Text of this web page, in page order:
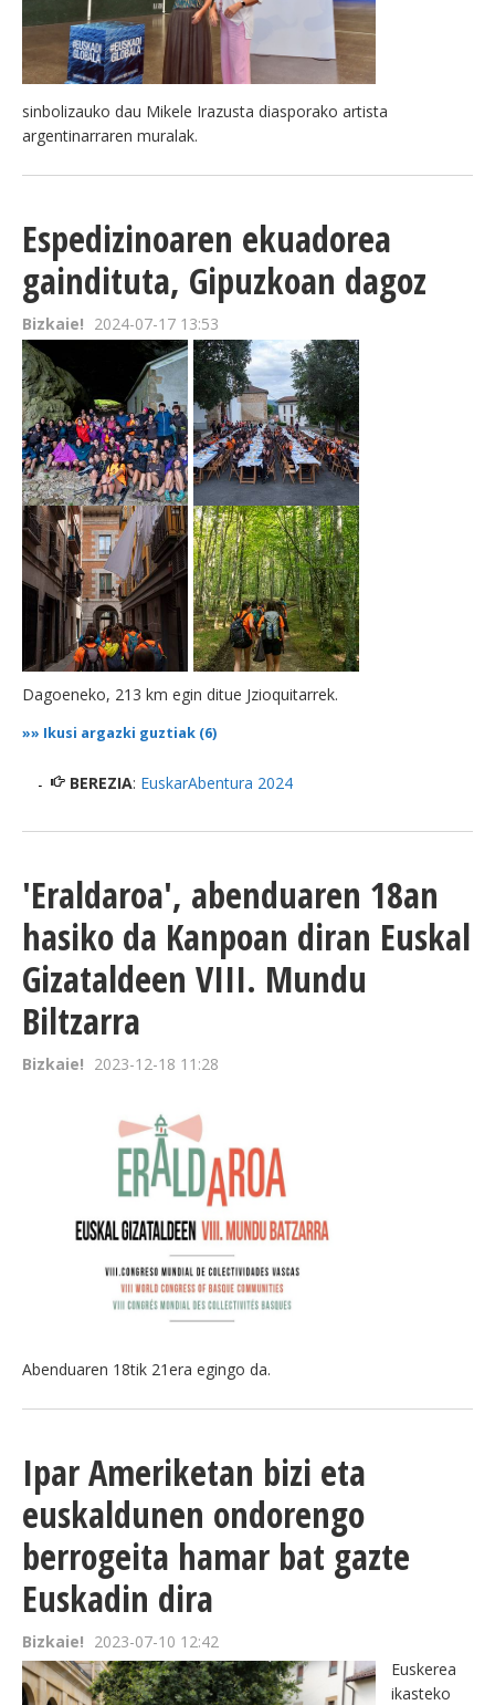
BEREZIAK
sinbolizauko dau Mikele Irazusta diasporako artista
argentinarraren muralak.
Espedizinoaren ekuadorea
gaindituta, Gipuzkoan dagoz
Bizkaie! 2024-07-17 13:53
Dagoeneko, 213 km egin ditue Jzioquitarrek.
»» Ikusi argazki guztiak (6)
BEREZIA: EuskarAbentura 2024
'Eraldaroa', abenduaren 18an
hasiko da Kanpoan diran Euskal
Gizataldeen VIII. Mundu
Biltzarra
Bizkaie! 2023-12-18 11:28
Abenduaren 18tik 21era egingo da.
Ipar Ameriketan bizi eta
euskaldunen ondorengo
berrogeita hamar bat gazte
Euskadin dira
Bizkaie! 2023-07-10 12:42
Euskerea
ikasteko